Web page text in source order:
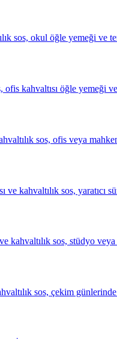
sos, okul öğle yemeği
ofis kahvaltısı öğle
sos, ofis veya
kahvaltılık sos,
kahvaltılık sos, stüdyo
sos, çekim